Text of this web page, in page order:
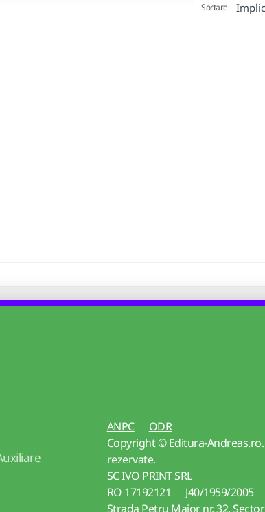
Sortare
ANPC
ODR
Copyright ©Editura-Andreas.ro
rezervate.
SC IVO PRINT SRL
RO 17192121 J40/1959/2005
Strada Petru Maior nr. 32,